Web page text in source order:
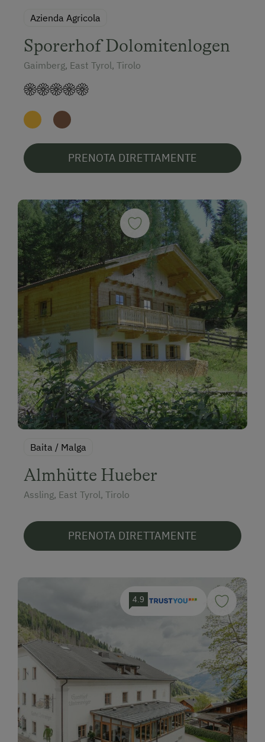
Azienda Agricola
Sporerhof Dolomitenlogen
Gaimberg, East Tyrol, Tirolo
PRENOTA DIRETTAMENTE
Baita / Malga
Almhütte Hueber
Assling, East Tyrol, Tirolo
PRENOTA DIRETTAMENTE
4.9